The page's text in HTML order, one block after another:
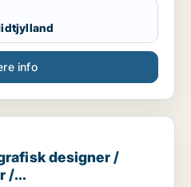
info
designer / kreativ medarbejder
designer /
/